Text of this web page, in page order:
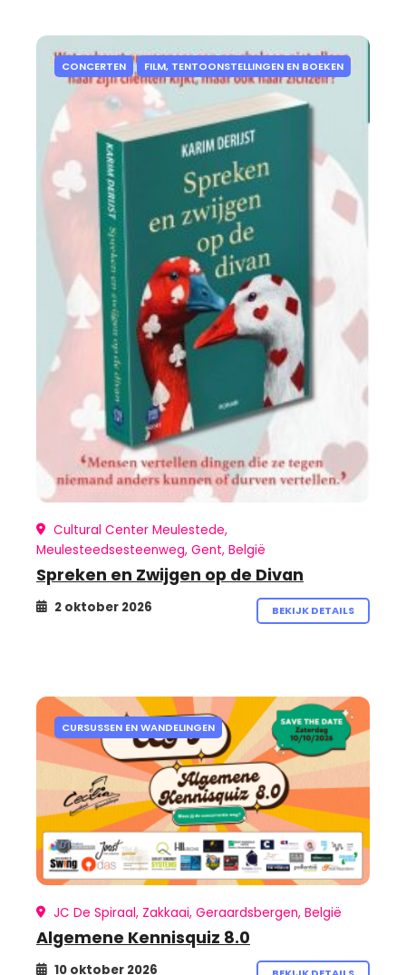
CONCERTEN FILM, TENTOONSTELLINGEN EN BOEKEN
Cultural Center Meulestede,
Meulesteedsesteenweg, Gent, België
Spreken en Zwijgen op de Divan
2 oktober 2026 BEKIJK DETAILS
CURSUSSEN EN WANDELINGEN
JC De Spiraal, Zakkaai, Geraardsbergen, België
Algemene Kennisquiz 8.0
10 oktober 2026